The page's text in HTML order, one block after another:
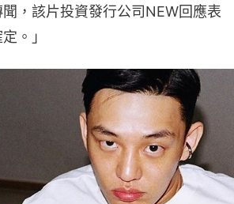
，該片投資發行公司NEW回應表
。」